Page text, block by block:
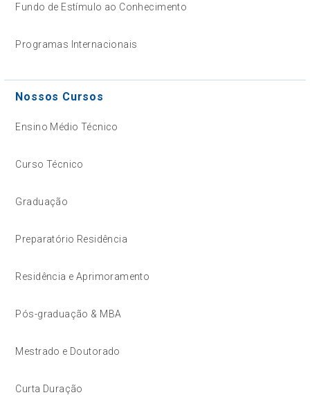
Fundo de Estímulo ao Conhecimento
Programas Internacionais
Nossos Cursos
Ensino Médio Técnico
Curso Técnico
Graduação
Preparatório Residência
Residência e Aprimoramento
Pós-graduação & MBA
Mestrado e Doutorado
Curta Duração